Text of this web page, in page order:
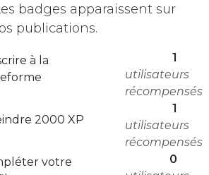
badges apparaissent sur
publications.
à la
1
utilisateurs
récompensés
2000 XP
1
utilisateurs
récompensés
votre
0